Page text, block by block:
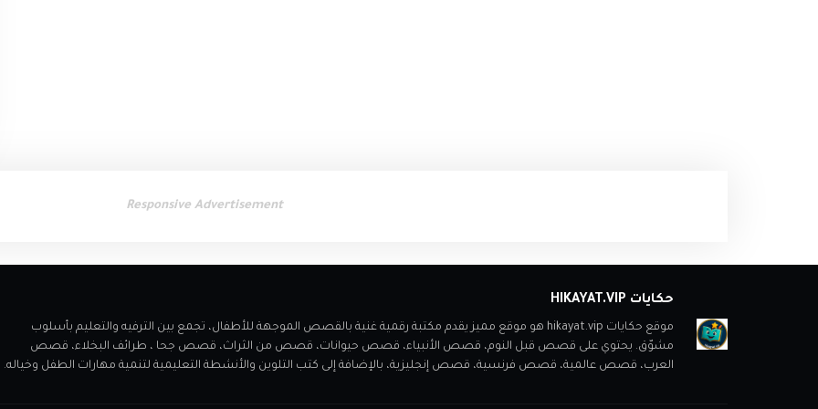
Responsive Advertisement
حكايات HIKAYAT.VIP
موقع حكايات hikayat.vip هو موقع مميز يقدم مكتبة رقمية غنية بالقصص الموجهة للأطفال، تجمع بين الترفيه والتعليم بأسلوب
مشوّق. يحتوي على قصص قبل النوم، قصص الأنبياء، قصص حيوانات، قصص من الثراث، قصص جحا ، طرائف البخلاء، قصص
العرب، قصص عالمية، قصص فرنسية، قصص إنجليزية، بالإضافة إلى كتب التلوين والأنشطة التعليمية لتنمية مهارات الطفل وخياله.